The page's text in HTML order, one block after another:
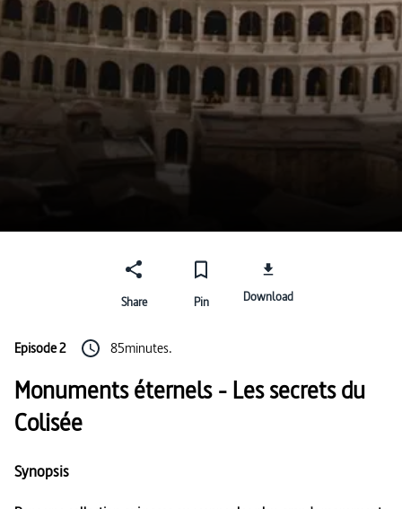
Share Pin Download
Episode 2 85minutes.
Monuments éternels - Les secrets du
Colisée
Synopsis